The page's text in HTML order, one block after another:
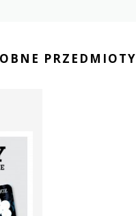
PRZEDMIOTY